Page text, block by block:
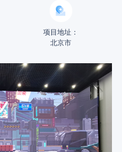
项目地址：
北京市